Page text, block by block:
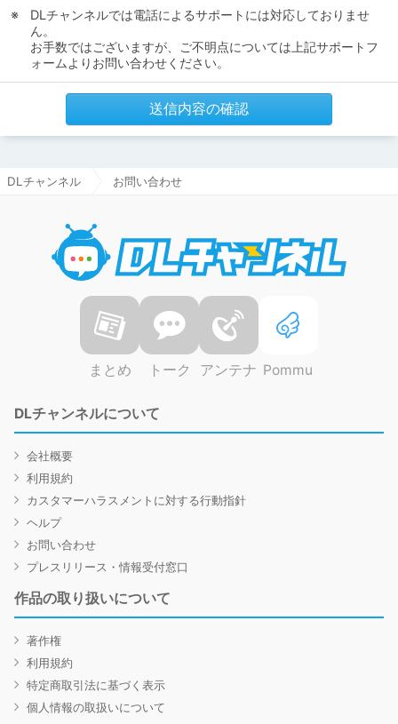
DLチャンネルでは電話によるサポートには対応しておりませ
ん。
お手数ではございますが、ご不明点については上記サポートフ
ォームよりお問い合わせください。
送信内容の確認
DLチャンネル お問い合わせ
まとめ トーク アンテナ Pommu
DLチャンネルについて
会社概要
利用規約
カスタマーハラスメントに対する行動指針
ヘルプ
お問い合わせ
プレスリリース・情報受付窓口
作品の取り扱いについて
著作権
利用規約
特定商取引法に基づく表示
個人情報の取扱いについて